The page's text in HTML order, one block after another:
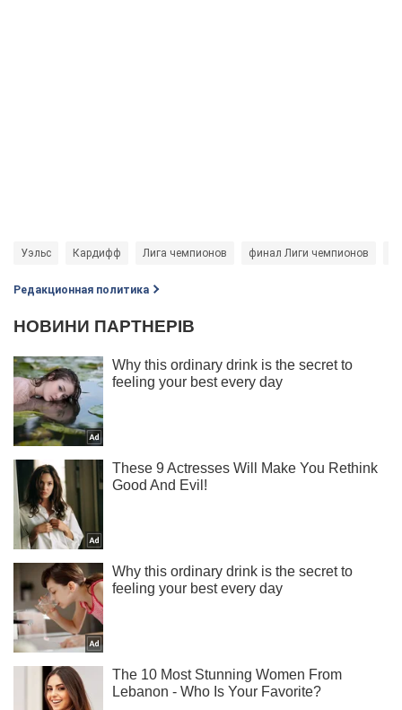
Уэльс Кардифф Лига чемпионов финал Лиги чемпионов
Редакционная политика